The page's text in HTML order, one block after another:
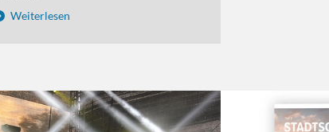
Weiterlesen